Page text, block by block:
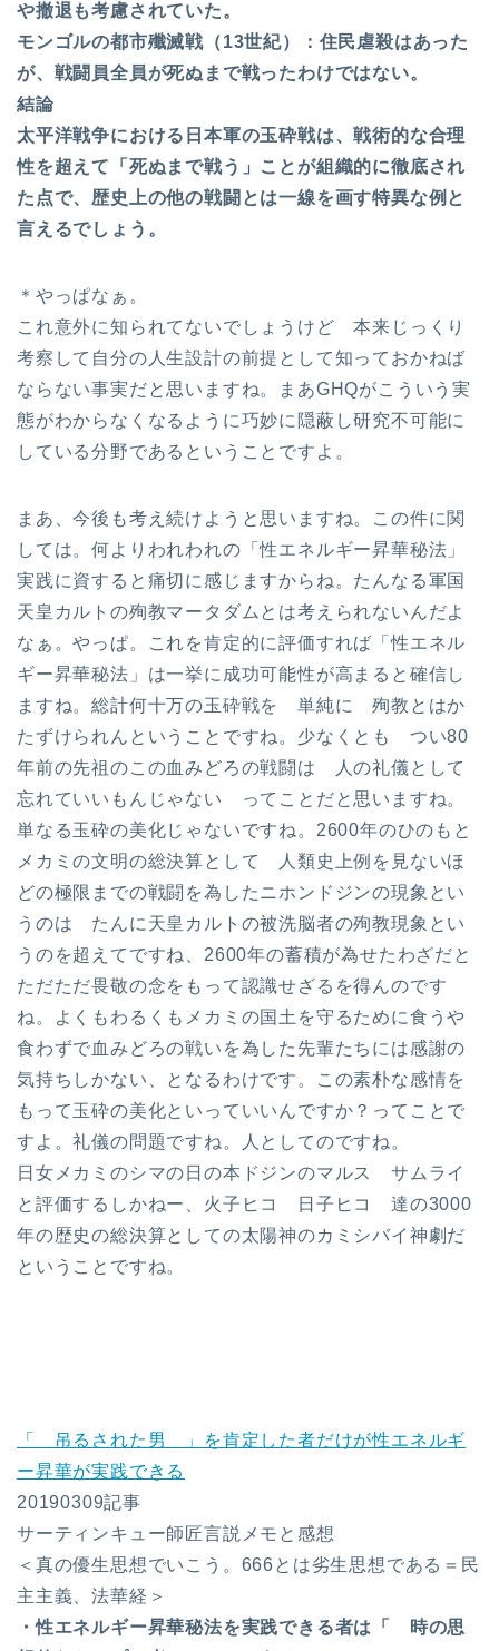
や撤退も考慮されていた。
モンゴルの都市殲滅戦（13世紀）：住民虐殺はあった
が、戦闘員全員が死ぬまで戦ったわけではない。
結論
太平洋戦争における日本軍の玉砕戦は、戦術的な合理
性を超えて「死ぬまで戦う」ことが組織的に徹底され
た点で、歴史上の他の戦闘とは一線を画す特異な例と
言えるでしょう。
＊やっぱなぁ。
これ意外に知られてないでしょうけど 本来じっくり
考察して自分の人生設計の前提として知っておかねば
ならない事実だと思いますね。まあGHQがこういう実
態がわからなくなるように巧妙に隠蔽し研究不可能に
している分野であるということですよ。
まあ、今後も考え続けようと思いますね。この件に関
しては。何よりわれわれの「性エネルギー昇華秘法」
実践に資すると痛切に感じますからね。たんなる軍国
天皇カルトの殉教マータダムとは考えられないんだよ
なぁ。やっぱ。これを肯定的に評価すれば「性エネル
ギー昇華秘法」は一挙に成功可能性が高まると確信し
ますね。総計何十万の玉砕戦を 単純に 殉教とはか
たずけられんということですね。少なくとも つい80
年前の先祖のこの血みどろの戦闘は 人の礼儀として
忘れていいもんじゃない ってことだと思いますね。
単なる玉砕の美化じゃないですね。2600年のひのもと
メカミの文明の総決算として 人類史上例を見ないほ
どの極限までの戦闘を為したニホンドジンの現象とい
うのは たんに天皇カルトの被洗脳者の殉教現象とい
うのを超えてですね、2600年の蓄積が為せたわざだと
ただただ畏敬の念をもって認識せざるを得んのです
ね。よくもわるくもメカミの国土を守るために食うや
食わずで血みどろの戦いを為した先輩たちには感謝の
気持ちしかない、となるわけです。この素朴な感情を
もって玉砕の美化といっていいんですか？ってことで
すよ。礼儀の問題ですね。人としてのですね。
日女メカミのシマの日の本ドジンのマルス サムライ
と評価するしかねー、火子ヒコ 日子ヒコ 達の3000
年の歴史の総決算としての太陽神のカミシバイ神劇だ
ということですね。
「 吊るされた男 」を肯定した者だけが性エネルギ
ー昇華が実践できる
20190309記事
サーティンキュー師匠言説メモと感想
＜真の優生思想でいこう。666とは劣生思想である＝民
主主義、法華経＞
・性エネルギー昇華秘法を実践できる者は「 時の思